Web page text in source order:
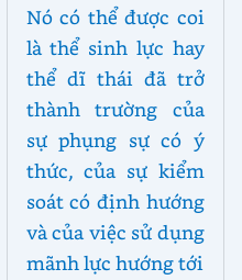
Nó có thể được coi
là thể sinh lực hay
thể dĩ thái đã trở
thành trường của
sự phụng sự có ý
thức, của sự kiểm
soát có định hướng
và của việc sử dụng
mãnh lực hướng tới